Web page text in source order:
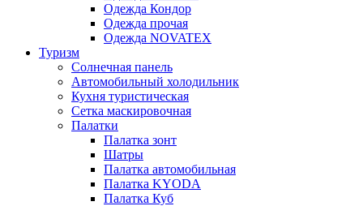
Одежда Кондор
Одежда прочая
Одежда NOVATEX
Туризм
Солнечная панель
Автомобильный холодильник
Кухня туристическая
Сетка маскировочная
Палатки
Палатка зонт
Шатры
Палатка автомобильная
Палатка KYODA
Палатка Куб